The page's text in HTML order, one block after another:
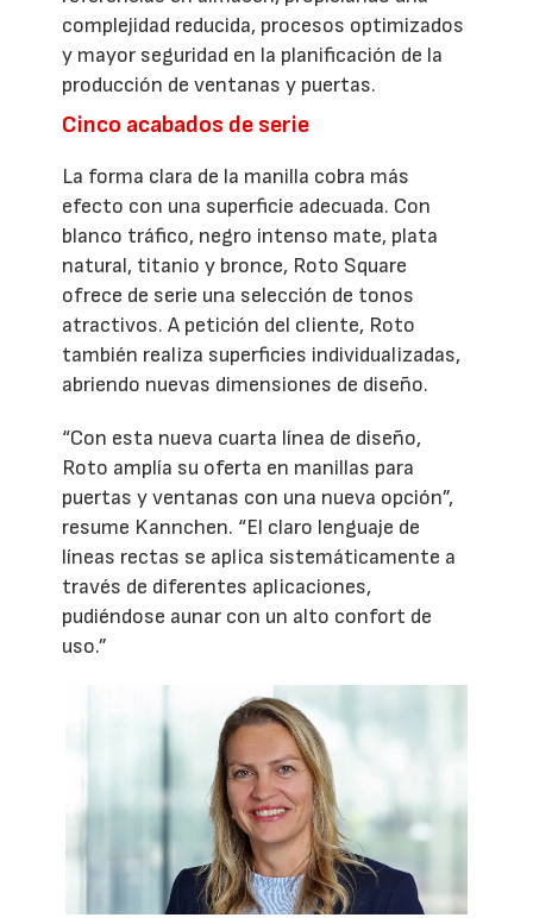
complejidad reducida, procesos optimizados
y mayor seguridad en la planificación de la
producción de ventanas y puertas.
Cinco acabados de serie
La forma clara de la manilla cobra más
efecto con una superficie adecuada. Con
blanco tráfico, negro intenso mate, plata
natural, titanio y bronce, Roto Square
ofrece de serie una selección de tonos
atractivos. A petición del cliente, Roto
también realiza superficies individualizadas,
abriendo nuevas dimensiones de diseño.
“Con esta nueva cuarta línea de diseño,
Roto amplía su oferta en manillas para
puertas y ventanas con una nueva opción”,
resume Kannchen. “El claro lenguaje de
líneas rectas se aplica sistemáticamente a
través de diferentes aplicaciones,
pudiéndose aunar con un alto confort de
uso.”